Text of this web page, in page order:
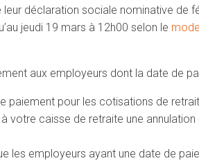
déclaration sociale nominative de
jeudi 19 mars à 12h00 selon le
aux employeurs dont la date de
paiement pour les cotisations de
votre caisse de retraite une
les employeurs ayant une date de